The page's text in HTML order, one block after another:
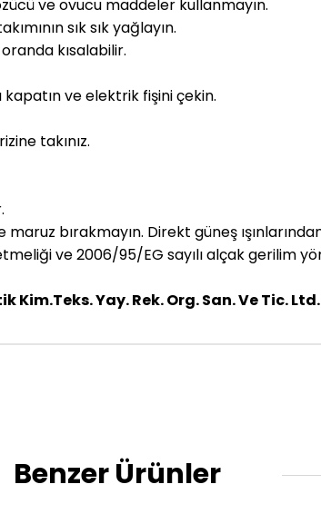
ve ovucu maddeler kullanmayın.
sık sık yağlayın.
kısalabilir.
ve elektrik fişini çekin.
takınız.
bırakmayın. Direkt güneş ışınlarından
ve 2006/95/EG sayılı alçak gerilim
Kim.Teks. Yay. Rek. Org. San. Ve Tic.
Benzer Ürünler